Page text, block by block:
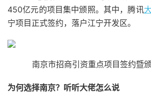
450亿元的项目集中颁照。其中，腾讯
宁项目正式签约，落户江宁开发区。
南京市招商引资重点项目签约暨
为何选择南京？听听大佬怎么说